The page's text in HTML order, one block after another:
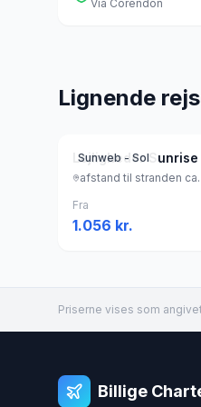
Via Corendon
Lignende
Sunweb - Sol
Lejligheder Sunrise
Fra
1.056 kr.
Priserne vises som
Billige